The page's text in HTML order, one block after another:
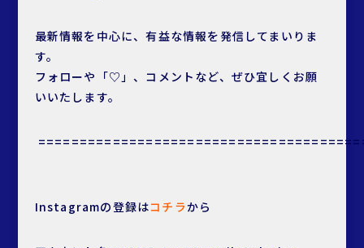
最新情報を中心に、有益な情報を発信してまいりま
す。
フォローや「♡」、コメントなど、ぜひ宜しくお願
いいたします。
Instagramの登録はコチラから